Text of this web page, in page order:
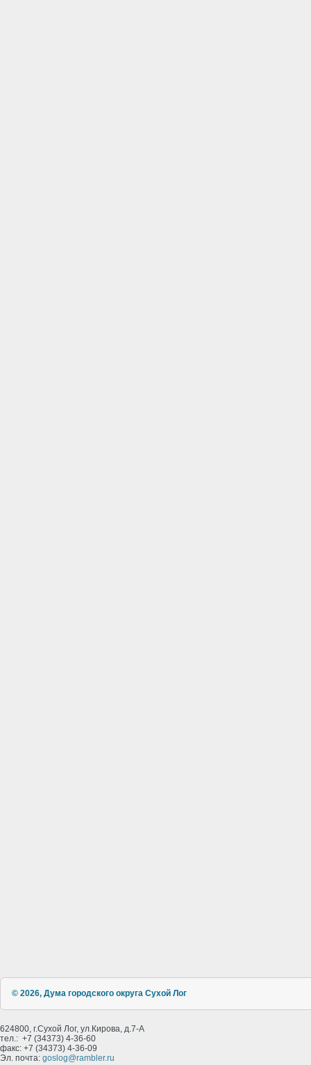
© 2026, Дума городского округа Сухой Лог
624800, г.Сухой Лог, ул.Кирова, д.7-А
тел.: +7 (34373) 4-36-60
факс: +7 (34373) 4-36-09
Эл. почта: goslog@rambler.ru